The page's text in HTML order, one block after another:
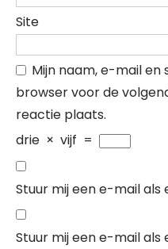
Site
Mijn naam, e-mail en
browser voor de
reactie plaats.
drie × vijf =
Stuur mij een e-mail als
Stuur mij een e-mail als